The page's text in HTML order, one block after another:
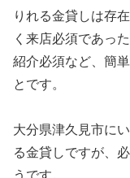
りれる金貸しは存
く来店必須であっ
紹介必須など、簡
とです。
大分県津久見市に
る金貸しですが、